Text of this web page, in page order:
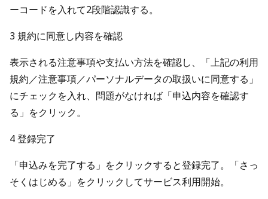
ーコードを入れて2段階認識する。
3 規約に同意し内容を確認
表示される注意事項や支払い方法を確認し、「上記の利用
規約／注意事項／パーソナルデータの取扱いに同意する」
にチェックを入れ、問題がなければ「申込内容を確認す
る」をクリック。
4 登録完了
「申込みを完了する」をクリックすると登録完了。「さっ
そくはじめる」をクリックしてサービス利用開始。